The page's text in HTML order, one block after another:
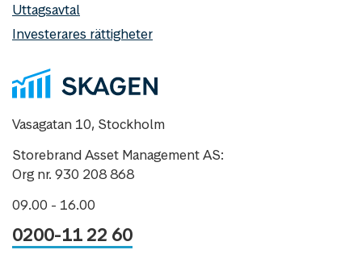
Uttagsavtal
Investerares rättigheter
Vasagatan 10, Stockholm
Storebrand Asset Management AS:
Org nr. 930 208 868
09.00 - 16.00
0200-11 22 60